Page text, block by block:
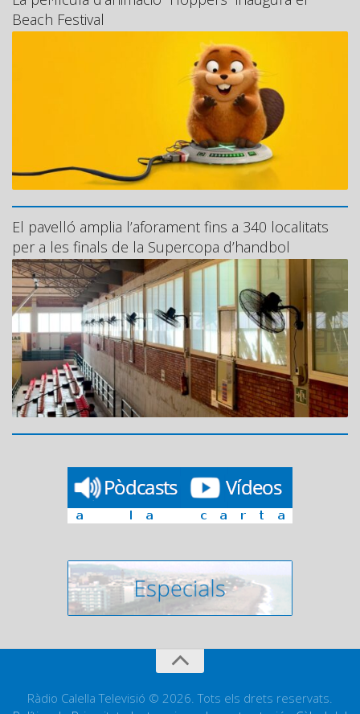
Beach Festival
El pavelló amplia l’aforament fins a 340 localitats
per a les finals de la Supercopa d’handbol
Ràdio Calella Televisió © 2026. Tots els drets reservats.